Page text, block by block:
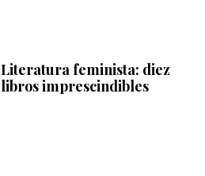
Literatura feminista: diez
libros imprescindibles